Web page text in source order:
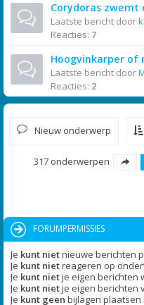
Corydoras zwemt
Laatste bericht door
Reacties: 7
Hoogvinkarper of
Laatste bericht door
Reacties: 2
Nieuw onderwerp
317 onderwerpen
FORUMPERMISSIES
Je kunt nietnieuwe berichten
Je kunt nietreageren op
Je kunt nietje eigen berichten
Je kunt nietje eigen berichten
Je kunt geen bijlagen plaatsen